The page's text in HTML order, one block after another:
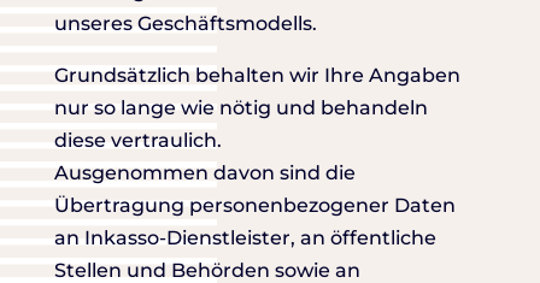
unseres Geschäftsmodells.
Grundsätzlich behalten wir Ihre Angaben
nur so lange wie nötig und behandeln
diese vertraulich.
Ausgenommen davon sind die
Übertragung personenbezogener Daten
an Inkasso-Dienstleister, an öffentliche
Stellen und Behörden sowie an